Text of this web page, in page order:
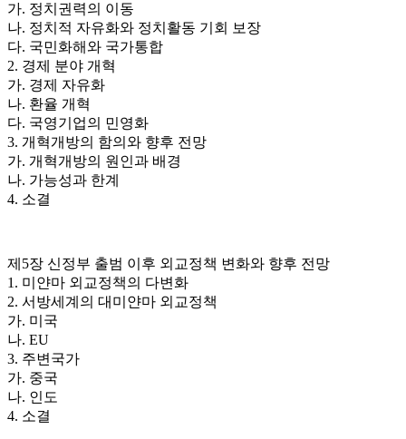
가. 정치권력의 이동
나. 정치적 자유화와 정치활동 기회 보장
다. 국민화해와 국가통합
2. 경제 분야 개혁
가. 경제 자유화
나. 환율 개혁
다. 국영기업의 민영화
3. 개혁개방의 함의와 향후 전망
가. 개혁개방의 원인과 배경
나. 가능성과 한계
4. 소결
제5장 신정부 출범 이후 외교정책 변화와 향후 전망
1. 미얀마 외교정책의 다변화
2. 서방세계의 대미얀마 외교정책
가. 미국
나. EU
3. 주변국가
가. 중국
나. 인도
4. 소결